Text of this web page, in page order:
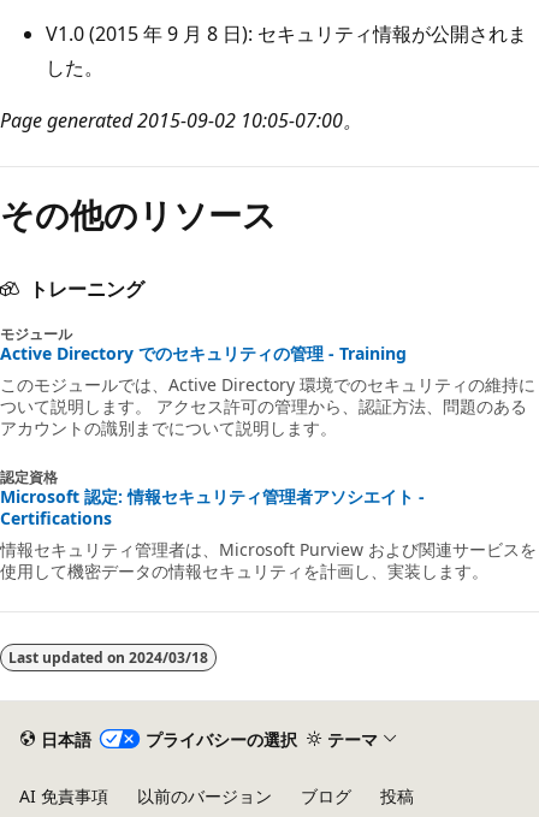
V1.0 (2015 年 9 月 8 日): セキュリティ情報が公開されま
した。
Page generated 2015-09-02 10:05-07:00。
その他のリソース
トレーニング
モジュール
Active Directory でのセキュリティの管理 - Training
このモジュールでは、Active Directory 環境でのセキュリティの維持に
ついて説明します。 アクセス許可の管理から、認証方法、問題のある
アカウントの識別までについて説明します。
認定資格
Microsoft 認定: 情報セキュリティ管理者アソシエイト -
Certifications
情報セキュリティ管理者は、Microsoft Purview および関連サービスを
使用して機密データの情報セキュリティを計画し、実装します。
Last updated on 2024/03/18
日本語 プライバシーの選択 テーマ
AI 免責事項 以前のバージョン ブログ 投稿